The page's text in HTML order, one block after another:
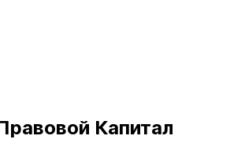
Капитал